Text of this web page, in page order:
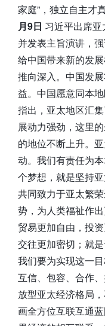
家庭”，独立自主才
月9日 习近平出席
并发表主旨演讲，
给中国带来新的发
推向深入。中国发
益。中国愿意同本
指出，亚太地区汇
展动力强劲，这里
的地位不断上升。
动。我们有责任为
个梦想，就是坚持
共同致力于亚太繁
势，为人类福祉作
贸易更加自由，投
交往更加密切；就
我们要为实现这一
互信、包容、合作
放型亚太经济格局
画全方位互联互通